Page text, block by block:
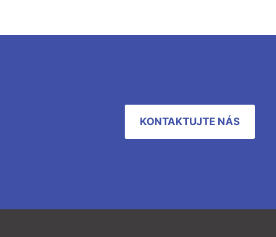
KONTAKTUJTE NÁS